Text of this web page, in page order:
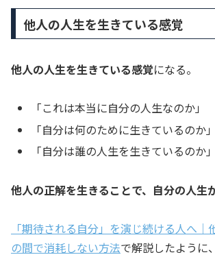
他人の人生を生きている感覚
他人の人生を生きている感覚になる。
「これは本当に自分の人生なのか」
「自分は何のために生きているのか」
「自分は誰の人生を生きているのか」
他人の正解を生きることで、自分の人生
「期待される自分」を演じ続ける人へ｜
の間で消耗しない方法で解説したように